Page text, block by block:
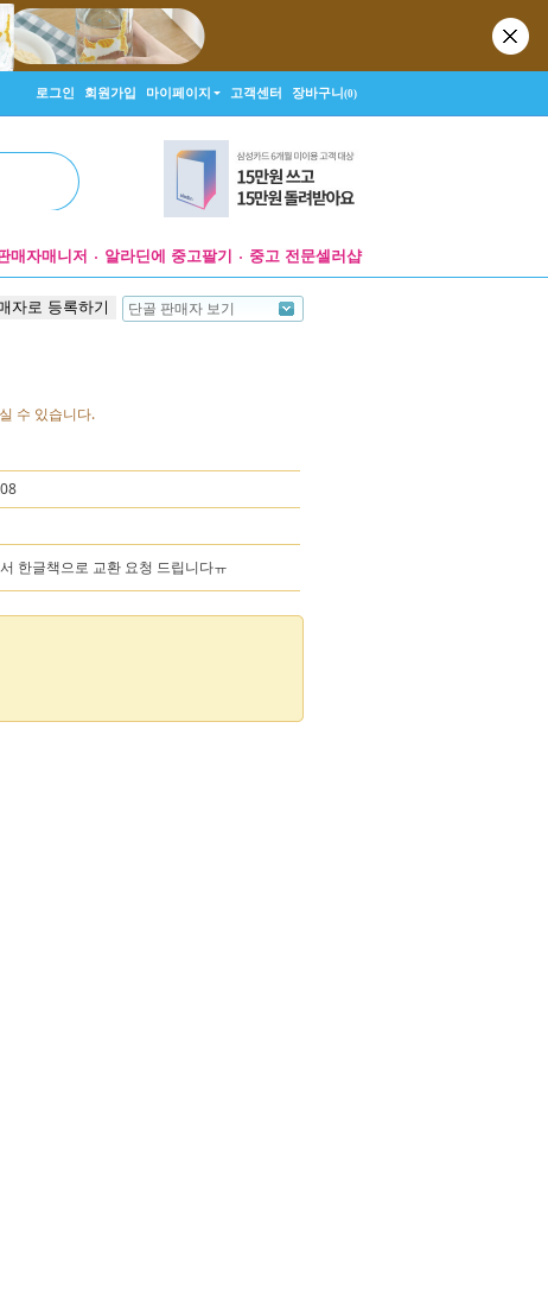
로그인 회원가입 마이페이지 고객센터 장바구니(0)
매자매니저 알라딘에 중고팔기 중고 전문셀러샵
자로 등록하기 단골 판매자 보기
수 있습니다.
한글책으로 교환 요청 드립니다ㅠ